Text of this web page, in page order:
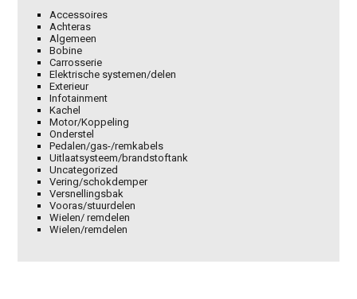
Accessoires
Achteras
Algemeen
Bobine
Carrosserie
Elektrische systemen/delen
Exterieur
Infotainment
Kachel
Motor/Koppeling
Onderstel
Pedalen/gas-/remkabels
Uitlaatsysteem/brandstoftank
Uncategorized
Vering/schokdemper
Versnellingsbak
Vooras/stuurdelen
Wielen/ remdelen
Wielen/remdelen